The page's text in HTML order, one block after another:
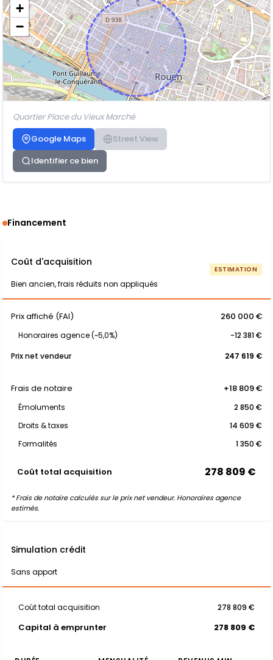
+
−
Quartier Place du Vieux Marché
Google Maps
Street View
Identifier ce bien
Financement
Coût d'acquisition
Bien ancien, frais réduits non appliqués
ESTIMATION
Prix affiché (FAI) 260 000 €
Honoraires agence (~5,0%)
-12 381 €
Prix net vendeur
247 619 €
Frais de notaire +18 809 €
Émoluments
2 850 €
Droits & taxes
14 609 €
Formalités
1 350 €
Coût total acquisition 278 809 €
* Frais de notaire calculés sur le prix net vendeur. Honoraires agence
estimés.
Simulation crédit
Sans apport
Coût total acquisition 278 809 €
Capital à emprunter 278 809 €